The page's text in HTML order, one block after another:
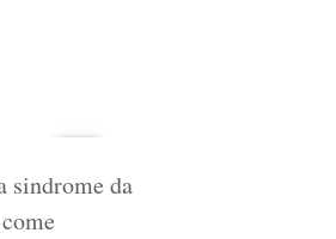
sindrome da